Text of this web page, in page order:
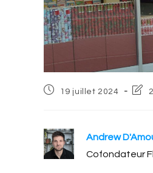
Post19 juillet 2024
Post
Andrew
Cofondateur